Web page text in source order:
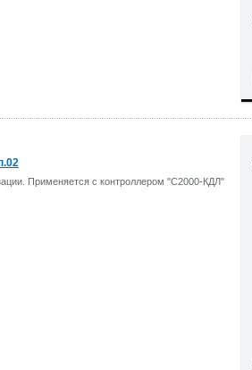
Применяется с контроллером "С2000-КДЛ"